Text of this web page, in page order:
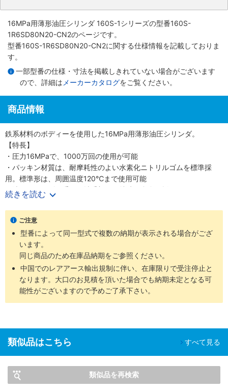
16MPa用薄形油圧シリンダ 160S-1シリーズの型番160S-
1R6SD80N20-CN2のページです。
型番160S-1R6SD80N20-CN2に関する仕様情報を記載しておりま
す。
一部型番の仕様・寸法を掲載しきれていない場合がございます
ので、詳細は メーカーカタログをご覧ください。
商品情報
鉄系材料のボディーを使用した16MPa用薄形油圧シリンダ。
【特長】
・圧力16MPaで、1000万回の使用が可能
・パッキン材質は、耐摩耗性のよい水素化ニトリルゴムを標準採
用。標準形は、周囲温度120℃まで使用可能
・油圧シリンダで重要な軸受部には特殊銅合金を採用
・スイッチの取付はスライド方式で任意の位置設定が可能
続きを読む
ご注意
型番によって同一型式で複数の納期が表示される場合がござ
います。
同じ商品のため在庫品納期をご参照ください。
中国でのレアアース輸出規制に伴い、在庫限りで受注停止と
なります。大口のお見積を頂いた場合でも納期未定となる可
能性がございますので予めご了承下さい。
類似品はこちら すべて見る
類似品を再検索